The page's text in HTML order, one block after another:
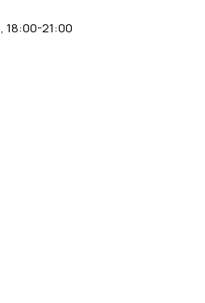
18:00-21:00